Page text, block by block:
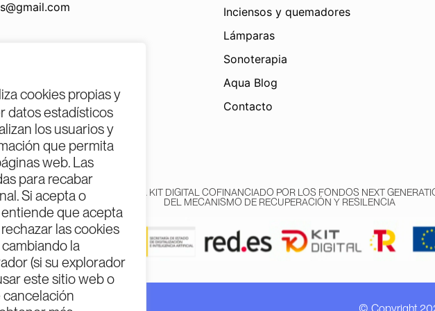
cookies propias y
datos estadísticos
los usuarios y
que permita
web. Las
para recabar
Si acepta o
que acepta
las cookies
la
(si su explorador
este sitio web o
cancelación
Inciensos y quemadores
Lámparas
Sonoterapia
Aqua Blog
Contacto
PROGRAMA KIT DIGITAL COFINANCIADO POR LOS FONDOS NEXT
DEL MECANISMO DE RECUPERACIÓN Y RESILENCIA